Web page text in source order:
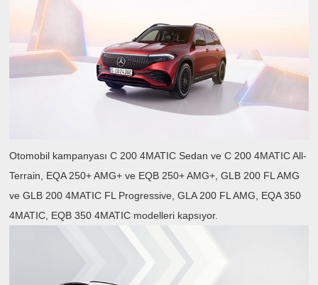
Otomobil kampanyası C 200 4MATIC Sedan ve C 200 4MATIC All-
Terrain, EQA 250+ AMG+ ve EQB 250+ AMG+, GLB 200 FL AMG
ve GLB 200 4MATIC FL Progressive, GLA 200 FL AMG, EQA 350
4MATIC, EQB 350 4MATIC modelleri kapsıyor.